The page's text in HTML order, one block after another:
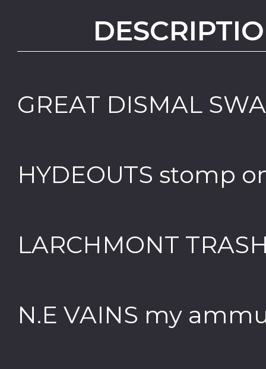
GREAT DISMAL
HYDEOUTS stomp
LARCHMONT
N.E VAINS my